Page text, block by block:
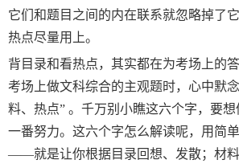
它们和题目之间的内在联系就忽略掉了
热点尽量用上。
背目录和看热点，其实都在为考场上的
考场上做文科综合的主观题时，心中默
料、热点” 。千万别小瞧这六个字，要
一番努力。这六个字怎么解读呢，用简
——就是让你根据目录回想、发散；材